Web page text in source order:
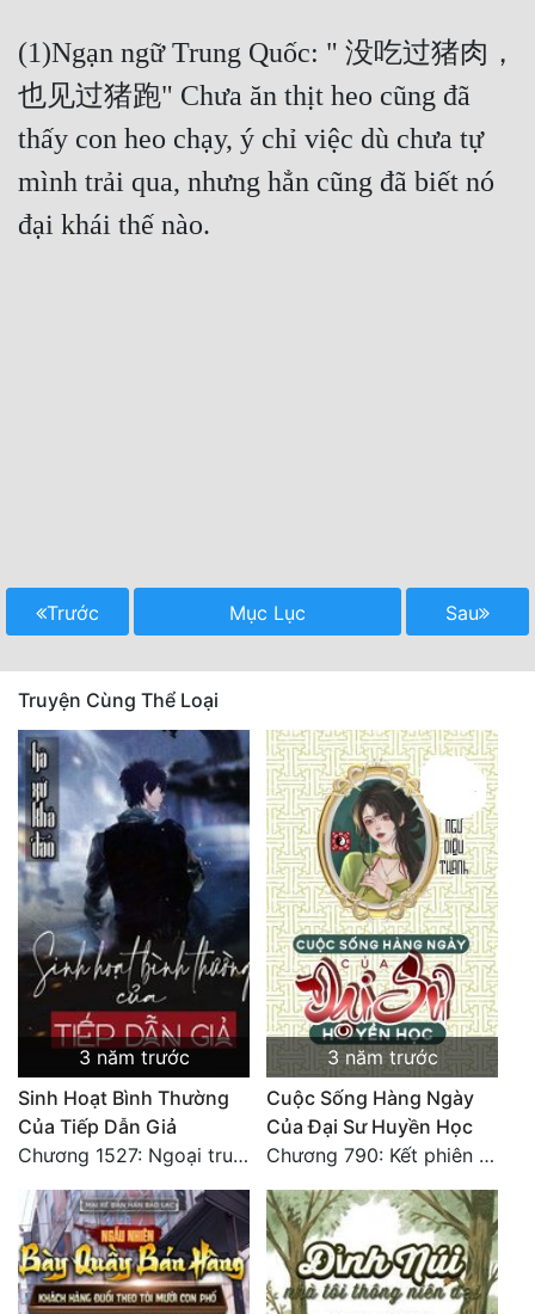
(1)Ngạn ngữ Trung Quốc: " 没吃过猪肉，
也见过猪跑" Chưa ăn thịt heo cũng đã
thấy con heo chạy, ý chỉ việc dù chưa tự
mình trải qua, nhưng hẳn cũng đã biết nó
đại khái thế nào.
Trước Mục Lục Sau
Truyện Cùng Thể Loại
3 năm trước
Sinh Hoạt Bình Thường
Của Tiếp Dẫn Giả
Chương 1527: Ngoại truyện 57: Mau Mau Lớn Lên. HẾT.
3 năm trước
Cuộc Sống Hàng Ngày
Của Đại Sư Huyền Học
Chương 790: Kết phiên ngoại